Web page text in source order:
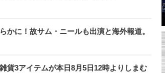
に！故サム・ニールも出演と海外報道。
貨3アイテムが本日8月5日12時よりしまむ